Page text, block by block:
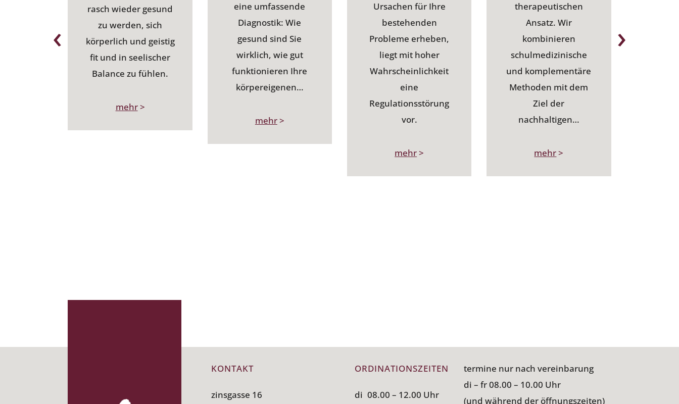
rasch wieder gesund
zu werden, sich
körperlich und geistig
fit und in seelischer
Balance zu fühlen.
mehr>
eine umfassende
Diagnostik: Wie
gesund sind Sie
wirklich, wie gut
funktionieren Ihre
körpereigenen…
mehr>
Ursachen für Ihre
bestehenden
Probleme erheben,
liegt mit hoher
Wahrscheinlichkeit
eine
Regulationsstörung
vor.
mehr>
therapeutischen
Ansatz. Wir
kombinieren
schulmedizinische
und komplementäre
Methoden mit dem
Ziel der
nachhaltigen…
mehr>
‹ ›
KONTAKT
zinsgasse 16
ORDINATIONSZEITEN
di 08.00 – 12.00 Uhr
termine nur nach vereinbarung
di – fr 08.00 – 10.00 Uhr
(und während der öffnungszeiten)